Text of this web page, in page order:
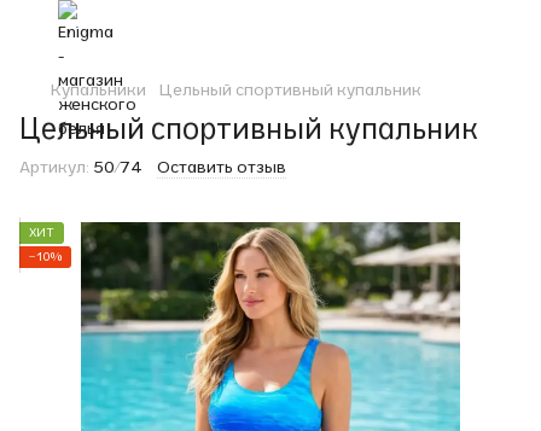
Купальники Цельный спортивный купальник
Цельный спортивный купальник
Артикул: 50/74 Оставить отзыв
ХИТ
−10%